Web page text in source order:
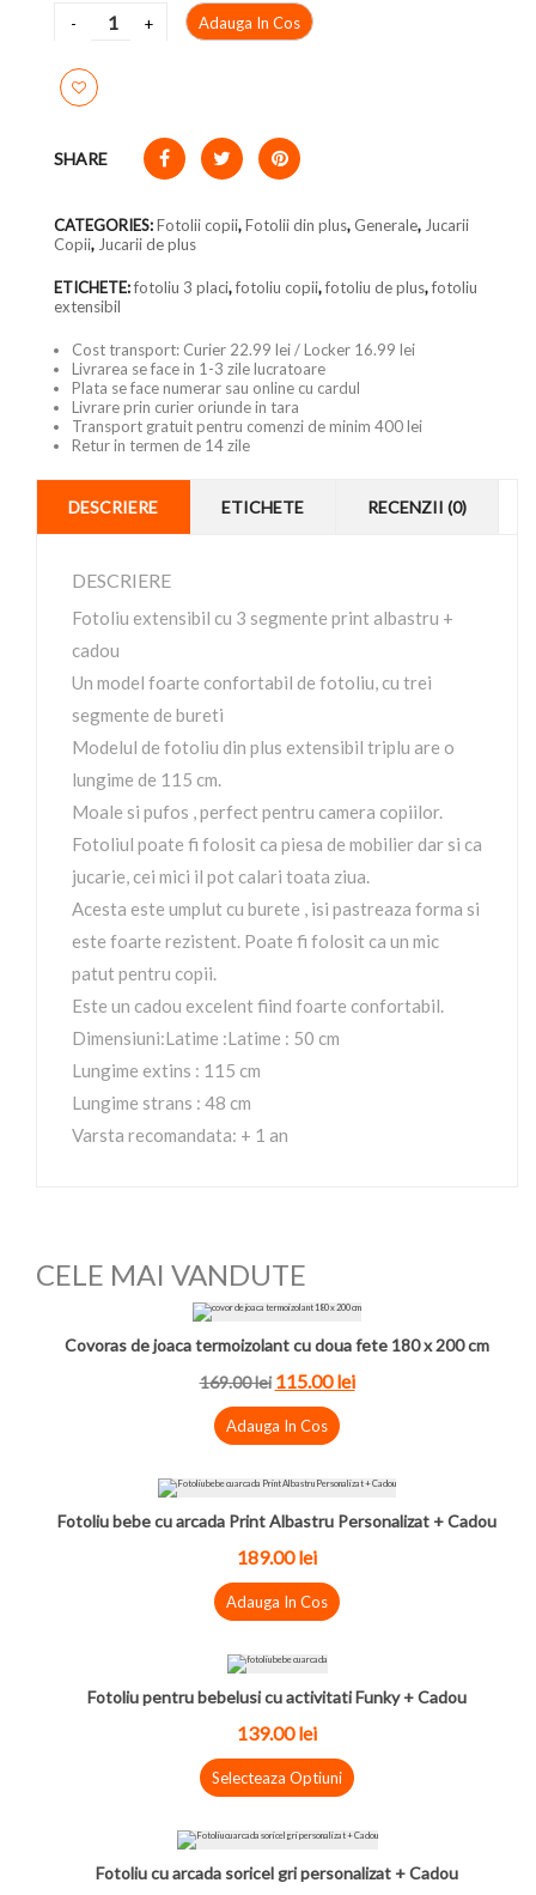
Adauga In Cos
SHARE
CATEGORIES:Fotolii copii,Fotolii din plus, Generale, Jucarii
Copii, Jucarii de plus
ETICHETE:fotoliu 3 placi,fotoliu copii,fotoliu de plus,fotoliu
extensibil
Cost transport: Curier 22.99 lei / Locker 16.99 lei
Livrarea se face in 1-3 zile lucratoare
Plata se face numerar sau online cu cardul
Livrare prin curier oriunde in tara
Transport gratuit pentru comenzi de minim 400 lei
Retur in termen de 14 zile
DESCRIERE ETICHETE RECENZII (0)
DESCRIERE
Fotoliu extensibil cu 3 segmente print albastru +
cadou
Un model foarte confortabil de fotoliu, cu trei
segmente de bureti
Modelul de fotoliu din plus extensibil triplu are o
lungime de 115 cm.
Moale si pufos , perfect pentru camera copiilor.
Fotoliul poate fi folosit ca piesa de mobilier dar si ca
jucarie, cei mici il pot calari toata ziua.
Acesta este umplut cu burete , isi pastreaza forma si
este foarte rezistent. Poate fi folosit ca un mic
patut pentru copii.
Este un cadou excelent fiind foarte confortabil.
Dimensiuni:Latime :Latime : 50 cm
Lungime extins : 115 cm
Lungime strans : 48 cm
Varsta recomandata: + 1 an
CELE MAI VANDUTE
Covoras de joaca termoizolant cu doua fete 180 x 200 cm
169.00 lei 115.00 lei
Adauga In Cos
Fotoliu bebe cu arcada Print Albastru Personalizat + Cadou
189.00 lei
Adauga In Cos
Fotoliu pentru bebelusi cu activitati Funky + Cadou
139.00 lei
Selecteaza Optiuni
Fotoliu cu arcada soricel gri personalizat + Cadou